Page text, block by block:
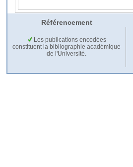
Référencement
Les publications encodées
constituent la bibliographie académique
de l'Université.